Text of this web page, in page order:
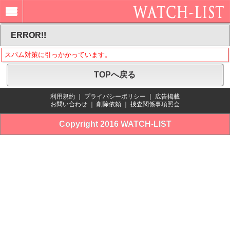
ERROR!!
スパム対策に引っかかっています。
TOPへ戻る
利用規約 プライバシーポリシー
広告掲載
お問い合わせ
削除依頼 捜査関係事項照会
Copyright 2016 WATCH-LIST